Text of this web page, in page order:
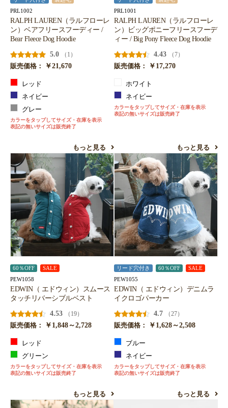
PRL1002
RALPH LAUREN（ラルフローレ
ン）ベアフリースフーディー /
Bear Fleece Dog Hoodie
5.0
（1）
販売価格：
￥21,670
レッド
ネイビー
グレー
カラーをタップしてサイズ・在庫を表示
表記の無いサイズは販売終了
もっと見る
PRL1001
RALPH LAUREN（ラルフローレ
ン）ビッグポニーフリースフーデ
ィー / Big Pony Fleece Dog Hoodie
4.43
（7）
販売価格：
￥17,270
ホワイト
ネイビー
カラーをタップしてサイズ・在庫を表示
表記の無いサイズは販売終了
もっと見る
60％OFF SALE
PEW1058
EDWIN（ エドウィン）スムース
タッチリバーシブルベスト
4.53
（19）
販売価格：
￥1,848～2,728
レッド
グリーン
カラーをタップしてサイズ・在庫を表示
表記の無いサイズは販売終了
もっと見る
リード穴付き 60％OFF SALE
PEW1055
EDWIN（ エドウィン）デニムラ
イクロゴパーカー
4.7
（27）
販売価格：
￥1,628～2,508
ブルー
ネイビー
カラーをタップしてサイズ・在庫を表示
表記の無いサイズは販売終了
もっと見る